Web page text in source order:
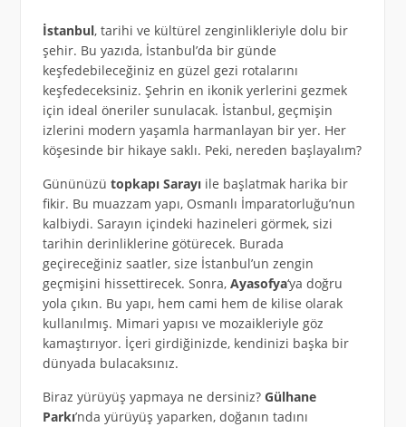
İstanbul, tarihi ve kültürel zenginlikleriyle dolu bir
şehir. Bu yazıda, İstanbul’da bir günde
keşfedebileceğiniz en güzel gezi rotalarını
keşfedeceksiniz. Şehrin en ikonik yerlerini gezmek
için ideal öneriler sunulacak. İstanbul, geçmişin
izlerini modern yaşamla harmanlayan bir yer. Her
köşesinde bir hikaye saklı. Peki, nereden başlayalım?
Gününüzü topkapı Sarayıile başlatmak harika bir
fikir. Bu muazzam yapı, Osmanlı İmparatorluğu’nun
kalbiydi. Sarayın içindeki hazineleri görmek, sizi
tarihin derinliklerine götürecek. Burada
geçireceğiniz saatler, size İstanbul’un zengin
geçmişini hissettirecek. Sonra, Ayasofya‘ya doğru
yola çıkın. Bu yapı, hem cami hem de kilise olarak
kullanılmış. Mimari yapısı ve mozaikleriyle göz
kamaştırıyor. İçeri girdiğinizde, kendinizi başka bir
dünyada bulacaksınız.
Biraz yürüyüş yapmaya ne dersiniz? Gülhane
Parkı’nda yürüyüş yaparken, doğanın tadını